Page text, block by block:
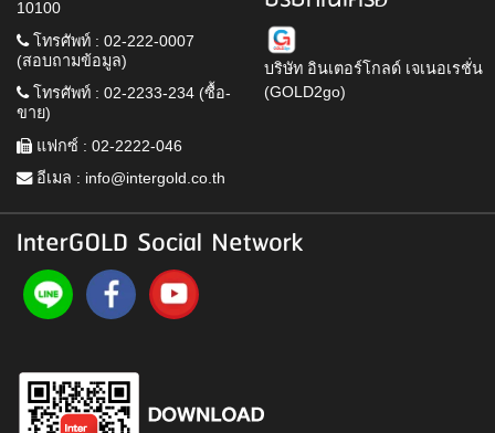
10100
โทรศัพท์ : 02-222-0007
(สอบถามข้อมูล)
โทรศัพท์ : 02-2233-234 (ซื้อ-
ขาย)
แฟกซ์ : 02-2222-046
อีเมล : info@intergold.co.th
บริษัท อินเตอร์โกลด์ เจเนอเรชั่น
(GOLD2go)
InterGOLD Social Network